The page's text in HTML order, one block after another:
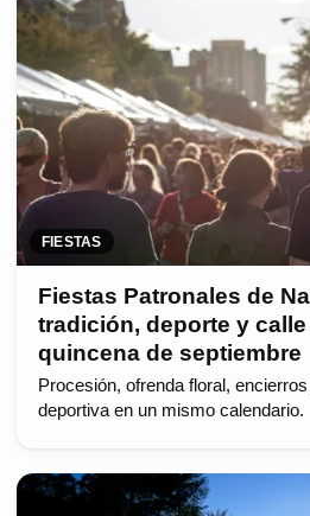
FIESTAS
Fiestas Patronales de
tradición, deporte y
quincena de septiembre
Procesión, ofrenda floral,
deportiva en un mismo calendario.